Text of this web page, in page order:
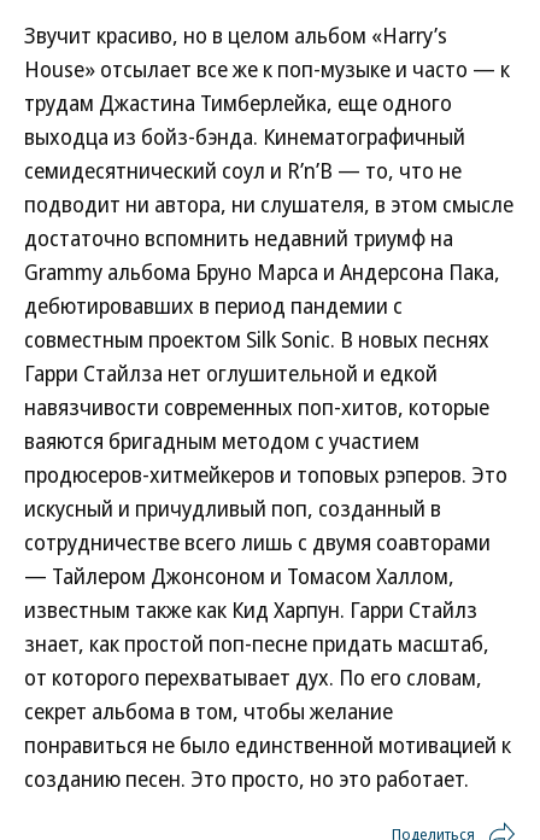
Звучит красиво, но в целом альбом «Harry’s
House» отсылает все же к поп-музыке и часто — к
трудам Джастина Тимберлейка, еще одного
выходца из бойз-бэнда. Кинематографичный
семидесятнический соул и R’n’B — то, что не
подводит ни автора, ни слушателя, в этом смысле
достаточно вспомнить недавний триумф на
Grammy альбома Бруно Марса и Андерсона Пака,
дебютировавших в период пандемии с
совместным проектом Silk Sonic. В новых песнях
Гарри Стайлза нет оглушительной и едкой
навязчивости современных поп-хитов, которые
ваяются бригадным методом с участием
продюсеров-хитмейкеров и топовых рэперов. Это
искусный и причудливый поп, созданный в
сотрудничестве всего лишь с двумя соавторами
— Тайлером Джонсоном и Томасом Халлом,
известным также как Кид Харпун. Гарри Стайлз
знает, как простой поп-песне придать масштаб,
от которого перехватывает дух. По его словам,
секрет альбома в том, чтобы желание
понравиться не было единственной мотивацией к
созданию песен. Это просто, но это работает.
Поделиться